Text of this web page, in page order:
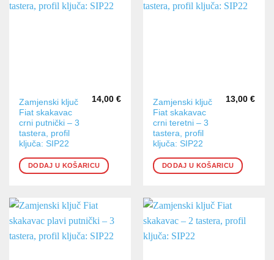
Zamjenski ključ
Fiat skakavac
crni putnički – 3
tastera, profil
ključa: SIP22
14,00 €
DODAJ U KOŠARICU
Zamjenski ključ
Fiat skakavac
crni teretni – 3
tastera, profil
ključa: SIP22
13,00 €
DODAJ U KOŠARICU